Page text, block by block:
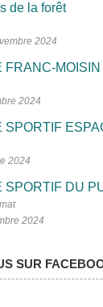
de la forêt
2024
FRANC-MOISIN
2024
SPORTIF
2024
SPORTIF DU
2024
SUR